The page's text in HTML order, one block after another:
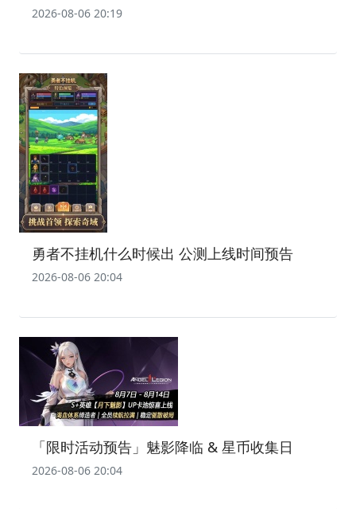
2026-08-06 20:19
勇者不挂机什么时候出 公测上线时间预告
2026-08-06 20:04
「限时活动预告」魅影降临 & 星币收集日
2026-08-06 20:04